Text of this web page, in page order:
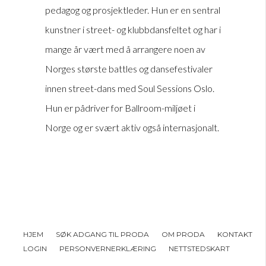
pedagog og prosjektleder. Hun er en sentral
kunstner i street- og klubbdansfeltet og har i
mange år vært med å arrangere noen av
Norges største battles og dansefestivaler
innen street-dans med Soul Sessions Oslo.
Hun er pådriver for Ballroom-miljøet i
Norge og er svært aktiv også internasjonalt.
HJEM SØK ADGANG TIL PRODA OM PRODA
KONTAKT
LOGIN
PERSONVERNERKLÆRING NETTSTEDSKART